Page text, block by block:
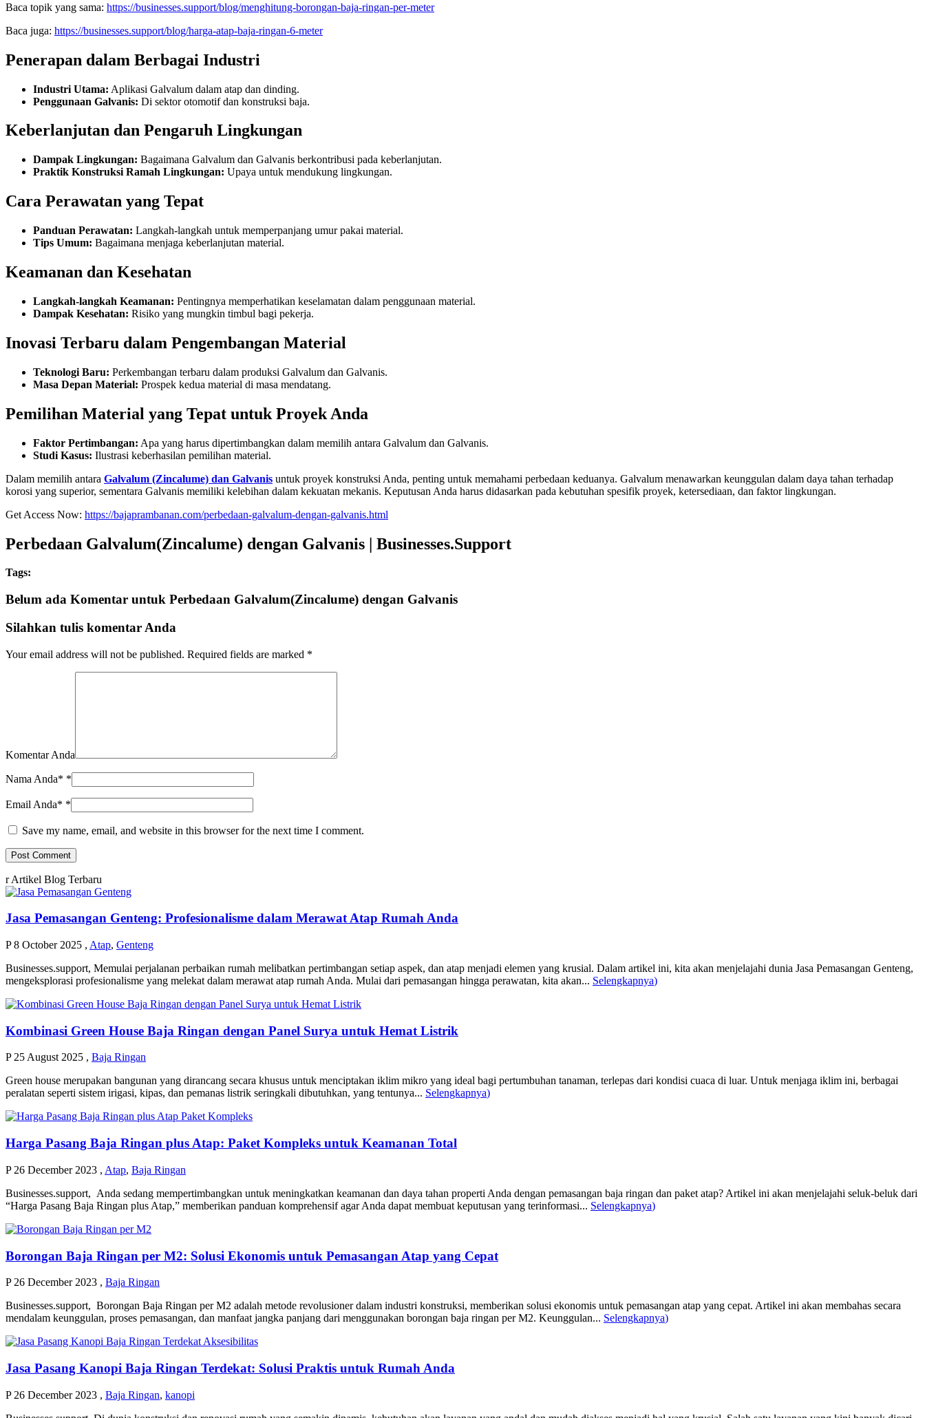
Baca topik yang sama: https://businesses.support/blog/menghitung-borongan-baja-ringan-per-meter
Baca juga: https://businesses.support/blog/harga-atap-baja-ringan-6-meter
Penerapan dalam Berbagai Industri
Industri Utama: Aplikasi Galvalum dalam atap dan dinding.
Penggunaan Galvanis: Di sektor otomotif dan konstruksi baja.
Keberlanjutan dan Pengaruh Lingkungan
Dampak Lingkungan: Bagaimana Galvalum dan Galvanis berkontribusi pada keberlanjutan.
Praktik Konstruksi Ramah Lingkungan: Upaya untuk mendukung lingkungan.
Cara Perawatan yang Tepat
Panduan Perawatan: Langkah-langkah untuk memperpanjang umur pakai material.
Tips Umum: Bagaimana menjaga keberlanjutan material.
Keamanan dan Kesehatan
Langkah-langkah Keamanan: Pentingnya memperhatikan keselamatan dalam penggunaan material.
Dampak Kesehatan: Risiko yang mungkin timbul bagi pekerja.
Inovasi Terbaru dalam Pengembangan Material
Teknologi Baru: Perkembangan terbaru dalam produksi Galvalum dan Galvanis.
Masa Depan Material: Prospek kedua material di masa mendatang.
Pemilihan Material yang Tepat untuk Proyek Anda
Faktor Pertimbangan: Apa yang harus dipertimbangkan dalam memilih antara Galvalum dan Galvanis.
Studi Kasus: Ilustrasi keberhasilan pemilihan material.
Dalam memilih antara Galvalum (Zincalume) dan Galvanis untuk proyek konstruksi Anda, penting untuk memahami perbedaan keduanya. Galvalum menawarkan keunggulan dalam daya tahan terhadap
korosi yang superior, sementara Galvanis memiliki kelebihan dalam kekuatan mekanis. Keputusan Anda harus didasarkan pada kebutuhan spesifik proyek, ketersediaan, dan faktor lingkungan.
Get Access Now: https://bajaprambanan.com/perbedaan-galvalum-dengan-galvanis.html
Perbedaan Galvalum(Zincalume) dengan Galvanis | Businesses.Support
Tags:
Belum ada Komentar untuk Perbedaan Galvalum(Zincalume) dengan Galvanis
Silahkan tulis komentar Anda
Your email address will not be published. Required fields are marked *
Komentar Anda
Nama Anda* *
Email Anda* *
Save my name, email, and website in this browser for the next time I comment.
rArtikel Blog Terbaru
Jasa Pemasangan Genteng: Profesionalisme dalam Merawat Atap Rumah Anda
P8 October 2025 , Atap, Genteng
Businesses.support, Memulai perjalanan perbaikan rumah melibatkan pertimbangan setiap aspek, dan atap menjadi elemen yang krusial. Dalam artikel ini, kita akan menjelajahi dunia Jasa Pemasangan Genteng,
mengeksplorasi profesionalisme yang melekat dalam merawat atap rumah Anda. Mulai dari pemasangan hingga perawatan, kita akan... Selengkapnya)
Kombinasi Green House Baja Ringan dengan Panel Surya untuk Hemat Listrik
P25 August 2025 , Baja Ringan
Green house merupakan bangunan yang dirancang secara khusus untuk menciptakan iklim mikro yang ideal bagi pertumbuhan tanaman, terlepas dari kondisi cuaca di luar. Untuk menjaga iklim ini, berbagai
peralatan seperti sistem irigasi, kipas, dan pemanas listrik seringkali dibutuhkan, yang tentunya... Selengkapnya)
Harga Pasang Baja Ringan plus Atap: Paket Kompleks untuk Keamanan Total
P26 December 2023 , Atap, Baja Ringan
Businesses.support, Anda sedang mempertimbangkan untuk meningkatkan keamanan dan daya tahan properti Anda dengan pemasangan baja ringan dan paket atap? Artikel ini akan menjelajahi seluk-beluk dari
“Harga Pasang Baja Ringan plus Atap,” memberikan panduan komprehensif agar Anda dapat membuat keputusan yang terinformasi... Selengkapnya)
Borongan Baja Ringan per M2: Solusi Ekonomis untuk Pemasangan Atap yang Cepat
P26 December 2023 , Baja Ringan
Businesses.support, Borongan Baja Ringan per M2 adalah metode revolusioner dalam industri konstruksi, memberikan solusi ekonomis untuk pemasangan atap yang cepat. Artikel ini akan membahas secara
mendalam keunggulan, proses pemasangan, dan manfaat jangka panjang dari menggunakan borongan baja ringan per M2. Keunggulan... Selengkapnya)
Jasa Pasang Kanopi Baja Ringan Terdekat: Solusi Praktis untuk Rumah Anda
P26 December 2023 , Baja Ringan, kanopi